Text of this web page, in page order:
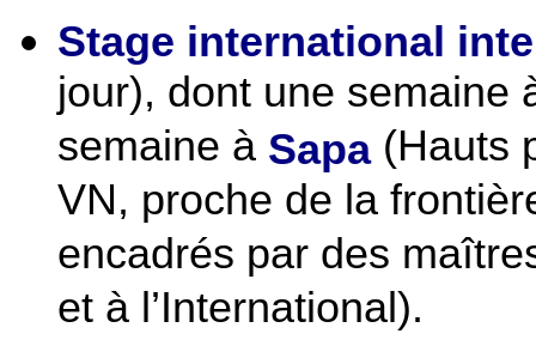
Stage international
jour), dont une semaine
semaine à Sapa (Hauts
VN, proche de la
encadrés par des
et à l’International).